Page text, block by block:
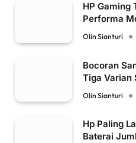
HP Gaming
Performa
Olin Sianturi
Bocoran
Tiga Varian
Olin Sianturi
Hp Paling
Baterai